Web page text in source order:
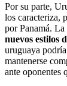
Por su parte,
los caracteriza,
por Panamá.
nuevos estilos
uruguaya
mantenerse
ante oponentes